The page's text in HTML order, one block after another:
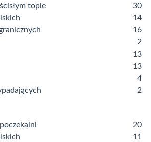
topie
30
14
16
2
13
13
4
2
20
11